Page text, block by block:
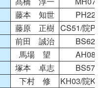
藤本 知世
PH22
藤原 正樹 CS51/院
前田 誠治
BS62
馬場 望 AH08
塚本 卓志
BS57
下村 修
KH03/院